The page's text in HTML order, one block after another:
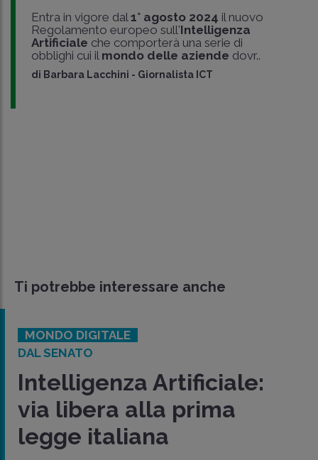
Entra in vigore dal 1° agosto 2024 il nuovo
Regolamento europeo sull'Intelligenza
Artificiale che comporterà una serie di
obblighi cui il mondo delle aziende dovr..
di Barbara Lacchini - Giornalista ICT
Ti potrebbe interessare anche
MONDO DIGITALE
DAL SENATO
Intelligenza Artificiale:
via libera alla prima
legge italiana